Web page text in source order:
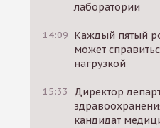
лаборатории
14:09 Каждый пятый
может
нагрузкой
15:33
Директор
кандидат